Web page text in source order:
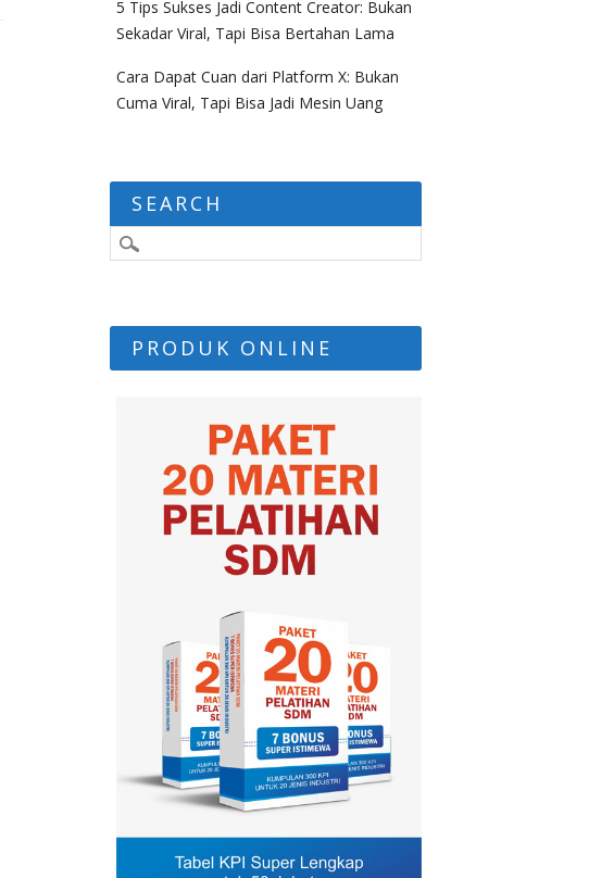
5 Tips Sukses Jadi Content Creator: Bukan
Sekadar Viral, Tapi Bisa Bertahan Lama
Cara Dapat Cuan dari Platform X: Bukan
Cuma Viral, Tapi Bisa Jadi Mesin Uang
SEARCH
PRODUK ONLINE